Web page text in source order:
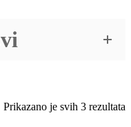
Prikazano je svih 3 rezultata